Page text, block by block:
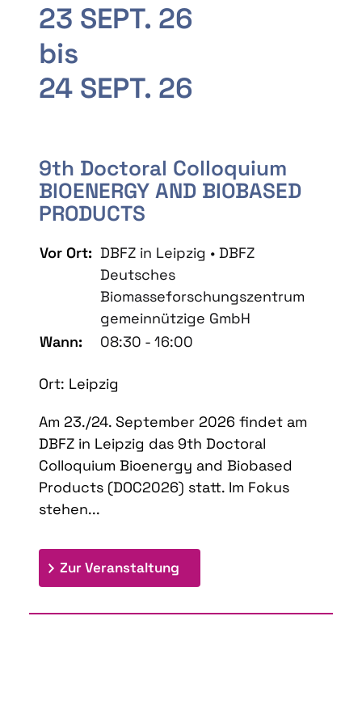
23 SEPT. 26
bis
24 SEPT. 26
9th Doctoral Colloquium
BIOENERGY AND BIOBASED
PRODUCTS
Vor Ort: DBFZ in Leipzig • DBFZ
Deutsches
Biomasseforschungszentrum
gemeinnützige GmbH
Wann:
08:30 - 16:00
Ort: Leipzig
Am 23./24. September 2026 findet am
DBFZ in Leipzig das 9th Doctoral
Colloquium Bioenergy and Biobased
Products (DOC2026) statt. Im Fokus
stehen...
Zur Veranstaltung